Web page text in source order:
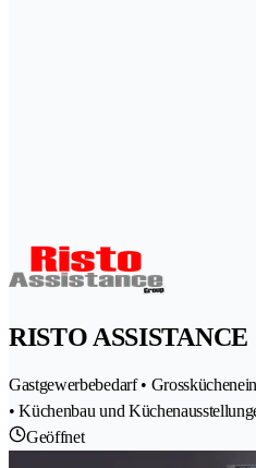
RISTO
Gastgewerbebedarf •
• Küchenbau und
Geöffnet